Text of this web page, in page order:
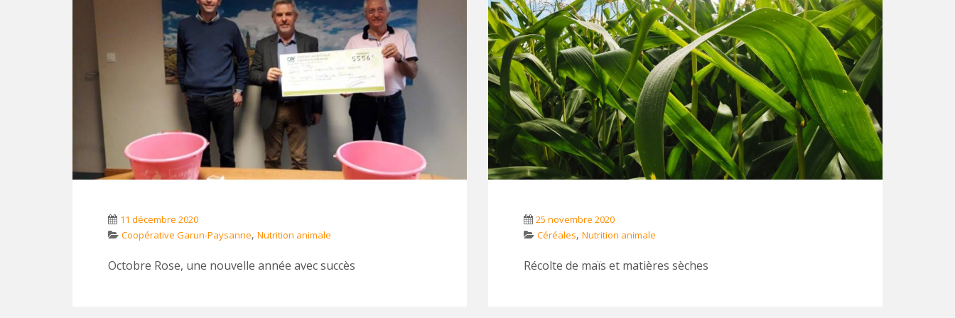
11 décembre 2020
Coopérative Garun-Paysanne, Nutrition animale
Octobre Rose, une nouvelle année avec succès
25 novembre 2020
Céréales, Nutrition animale
Récolte de maïs et matières sèches